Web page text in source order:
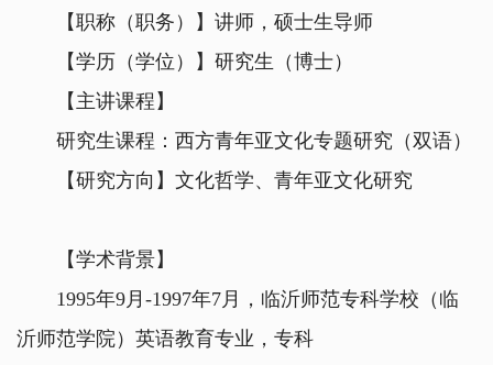
【职称（职务）】讲师，硕士生导师
【学历（学位）】研究生（博士）
【主讲课程】
研究生课程：西方青年亚文化专题研究（双语）
【研究方向】文化哲学、青年亚文化研究
【学术背景】
1995年9月-1997年7月，临沂师范专科学校（临
沂师范学院）英语教育专业，专科